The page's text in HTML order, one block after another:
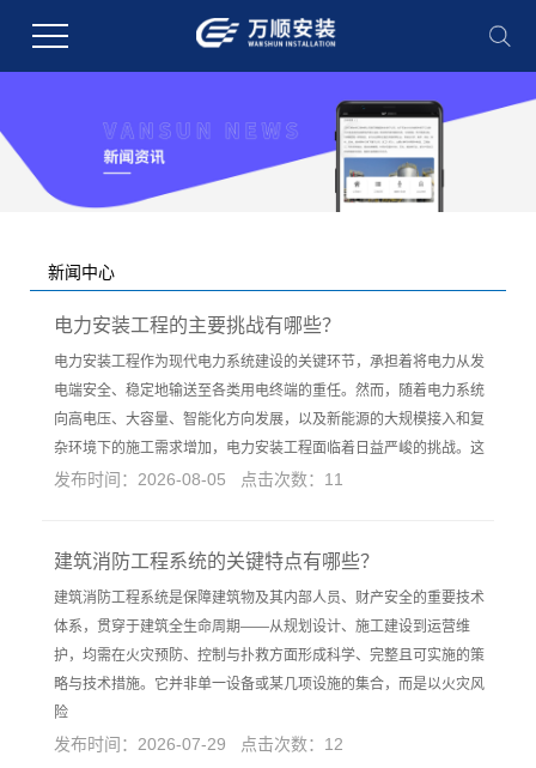
新闻中心
电力安装工程的主要挑战有哪些？
电力安装工程作为现代电力系统建设的关键环节，承担着将电力从发
电端安全、稳定地输送至各类用电终端的重任。然而，随着电力系统
向高电压、大容量、智能化方向发展，以及新能源的大规模接入和复
杂环境下的施工需求增加，电力安装工程面临着日益严峻的挑战。这
发布时间：2026-08-05 点击次数：11
建筑消防工程系统的关键特点有哪些？
建筑消防工程系统是保障建筑物及其内部人员、财产安全的重要技术
体系，贯穿于建筑全生命周期——从规划设计、施工建设到运营维
护，均需在火灾预防、控制与扑救方面形成科学、完整且可实施的策
略与技术措施。它并非单一设备或某几项设施的集合，而是以火灾风
险
发布时间：2026-07-29 点击次数：12